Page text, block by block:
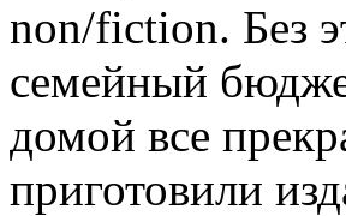
non/fiction. Без
семейный
домой все
приготовили